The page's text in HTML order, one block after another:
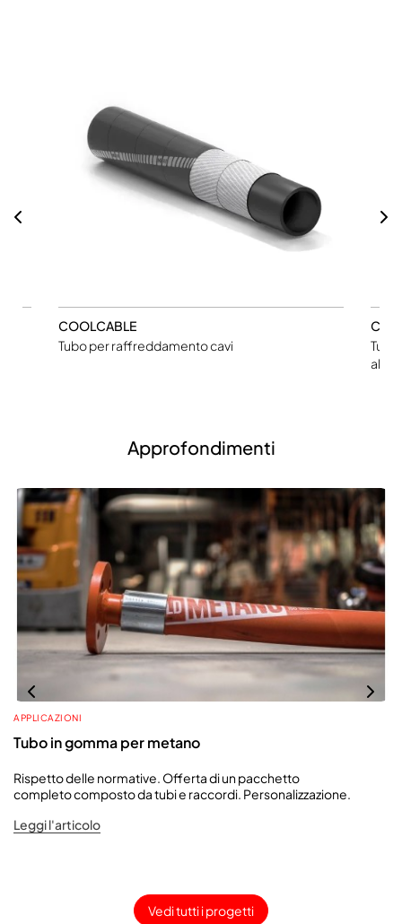
COOLCABLE
Tubo per raffreddamento cavi
alta
Approfondimenti
APPLICAZIONI
Tubo in gomma per metano
Rispetto delle normative. Offerta di un pacchetto
completo composto da tubi e raccordi. Personalizzazione.
Leggi l'articolo
Vedi tutti i progetti